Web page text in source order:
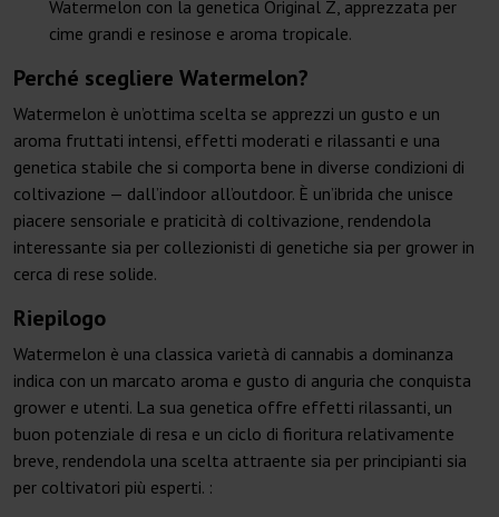
Watermelon con la genetica Original Z, apprezzata per
cime grandi e resinose e aroma tropicale.
Perché scegliere Watermelon?
Watermelon è un’ottima scelta se apprezzi un gusto e un
aroma fruttati intensi, effetti moderati e rilassanti e una
genetica stabile che si comporta bene in diverse condizioni di
coltivazione — dall’indoor all’outdoor. È un’ibrida che unisce
piacere sensoriale e praticità di coltivazione, rendendola
interessante sia per collezionisti di genetiche sia per grower in
cerca di rese solide.
Riepilogo
Watermelon è una classica varietà di cannabis a dominanza
indica con un marcato aroma e gusto di anguria che conquista
grower e utenti. La sua genetica offre effetti rilassanti, un
buon potenziale di resa e un ciclo di fioritura relativamente
breve, rendendola una scelta attraente sia per principianti sia
per coltivatori più esperti. :